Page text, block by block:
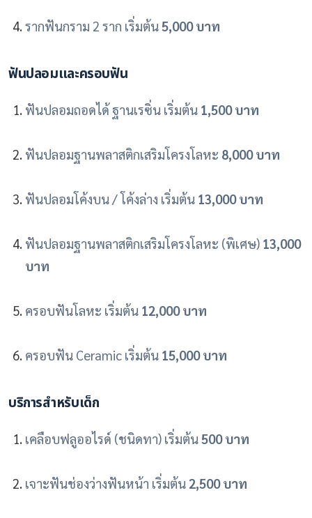
รากฟันกราม 2 ราก เริ่มต้น 5,000 บาท
ฟันปลอมและครอบฟัน
ฟันปลอมถอดได้ ฐานเรซิ่น เริ่มต้น 1,500 บาท
ฟันปลอมฐานพลาสติกเสริมโครงโลหะ 8,000 บาท
ฟันปลอมโค้งบน / โค้งล่าง เริ่มต้น 13,000 บาท
ฟันปลอมฐานพลาสติกเสริมโครงโลหะ (พิเศษ) 13,000
บาท
ครอบฟันโลหะ เริ่มต้น 12,000 บาท
ครอบฟัน Ceramic เริ่มต้น 15,000 บาท
บริการสำหรับเด็ก
เคลือบฟลูออไรด์ (ชนิดทา) เริ่มต้น 500 บาท
เจาะฟันช่องว่างฟันหน้า เริ่มต้น 2,500 บาท